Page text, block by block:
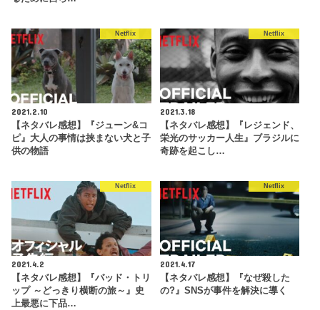
Netflix
2021.2.10
【ネタバレ感想】『ジューン&コ
ピ』大人の事情は挟まない犬と子
供の物語
Netflix
2021.3.18
【ネタバレ感想】『レジェンド、
栄光のサッカー人生』ブラジルに
奇跡を起こし…
Netflix
2021.4.2
【ネタバレ感想】『バッド・トリ
ップ ～どっきり横断の旅～』史
上最悪に下品…
Netflix
2021.4.17
【ネタバレ感想】『なぜ殺した
の?』SNSが事件を解決に導く